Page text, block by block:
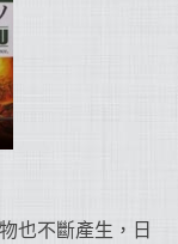
也不斷產生，日